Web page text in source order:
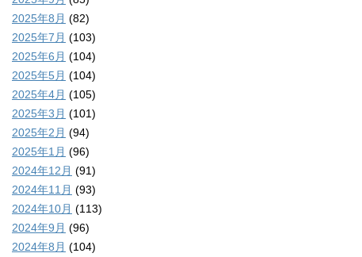
2025年8月 (82)
2025年7月 (103)
2025年6月 (104)
2025年5月 (104)
2025年4月 (105)
2025年3月 (101)
2025年2月 (94)
2025年1月 (96)
2024年12月 (91)
2024年11月 (93)
2024年10月 (113)
2024年9月 (96)
2024年8月 (104)